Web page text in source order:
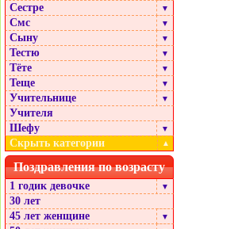
Сестре ▼
Смс ▼
Сыну ▼
Тестю ▼
Тёте ▼
Теще ▼
Учительнице ▼
Учителя
Шефу
▼
Скрыть категории ▲
Поздравления по возрасту
1 годик девочке ▼
30 лет
45 лет женщине
▼